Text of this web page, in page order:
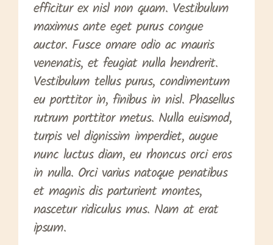
efficitur ex nisl non quam. Vestibulum
maximus ante eget purus congue
auctor. Fusce ornare odio ac mauris
venenatis, et feugiat nulla hendrerit.
Vestibulum tellus purus, condimentum
eu porttitor in, finibus in nisl. Phasellus
rutrum porttitor metus. Nulla euismod,
turpis vel dignissim imperdiet, augue
nunc luctus diam, eu rhoncus orci eros
in nulla. Orci varius natoque penatibus
et magnis dis parturient montes,
nascetur ridiculus mus. Nam at erat
ipsum.